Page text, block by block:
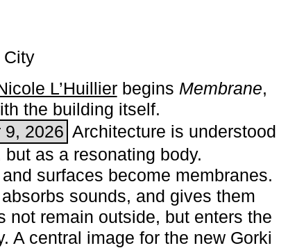
City
L’Huillierbegins ­ Membrane,
the building itself.
9, 2026 Architecture is understood
as a resonating body.
surfaces become membranes.
sounds, and gives them
not remain outside, but enters the
A central image for the new Gorki